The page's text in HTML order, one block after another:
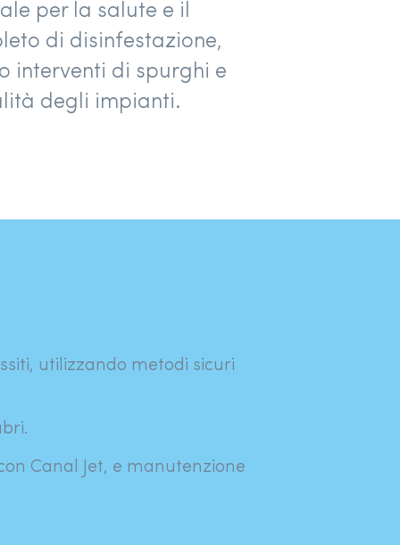
per la salute e il
di disinfestazione,
interventi di spurghi e
degli impianti.
utilizzando metodi sicuri
Canal Jet, e manutenzione